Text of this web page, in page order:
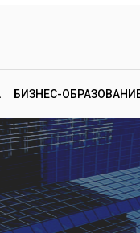
БИЗНЕС-